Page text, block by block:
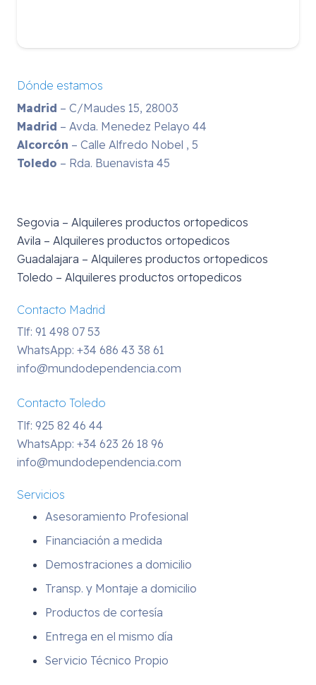
Dónde estamos
Madrid – C/Maudes 15, 28003
Madrid – Avda. Menedez Pelayo 44
Alcorcón – Calle Alfredo Nobel , 5
Toledo – Rda. Buenavista 45
Segovia – Alquileres productos ortopedicos
Avila – Alquileres productos ortopedicos
Guadalajara – Alquileres productos ortopedicos
Toledo – Alquileres productos ortopedicos
Contacto Madrid
Tlf: 91 498 07 53
WhatsApp: +34 686 43 38 61
info@mundodependencia.com
Contacto Toledo
Tlf: 925 82 46 44
WhatsApp: +34 623 26 18 96
info@mundodependencia.com
Servicios
Asesoramiento Profesional
Financiación a medida
Demostraciones a domicilio
Transp. y Montaje a domicilio
Productos de cortesía
Entrega en el mismo día
Servicio Técnico Propio